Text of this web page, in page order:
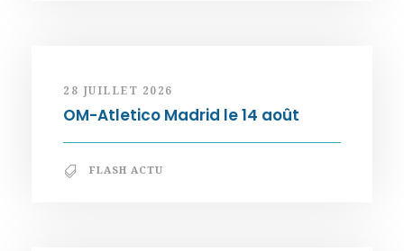
28 JUILLET 2026
OM-Atletico Madrid le 14 août
FLASH ACTU